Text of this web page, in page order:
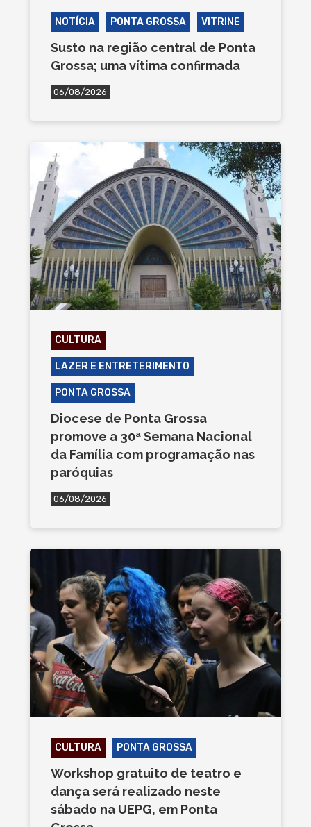
NOTÍCIA PONTA GROSSA VITRINE
Susto na região central de Ponta
Grossa; uma vítima confirmada
06/08/2026
CULTURA
LAZER E ENTRETERIMENTO
PONTA GROSSA
Diocese de Ponta Grossa
promove a 30ª Semana Nacional
da Família com programação nas
paróquias
06/08/2026
CULTURA PONTA GROSSA
Workshop gratuito de teatro e
dança será realizado neste
sábado na UEPG, em Ponta